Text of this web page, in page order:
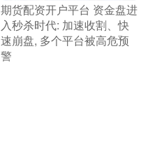
​期货配资开户平台 资金盘进
入秒杀时代: 加速收割、快
速崩盘, 多个平台被高危预
警